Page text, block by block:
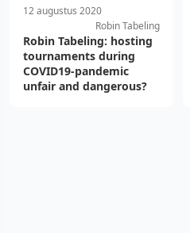
12 augustus 2020
Robin Tabeling
Robin Tabeling: hosting
tournaments during
COVID19-pandemic
unfair and dangerous?